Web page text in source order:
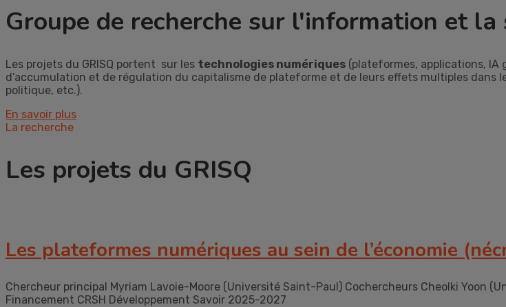
Groupe de recherche sur l'information et
Les projets du GRISQ portent sur les technologies numériques (plateformes, applications,
d’accumulation et de régulation du capitalisme de plateforme et de leurs effets multiples
politique, etc.).
En savoir plus
La recherche
Les projets du GRISQ
Les plateformes numériques au sein de l’économie
Chercheur principal Myriam Lavoie-Moore (Université Saint-Paul) Cochercheurs Cheolki Yoon
Financement CRSH Développement Savoir 2025-2027